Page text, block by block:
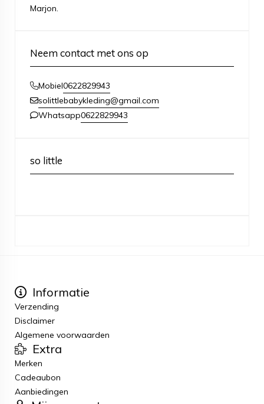
Marjon.
Neem contact met ons op
Mobiel0622829943
solittlebabykleding@gmail.com
Whatsapp0622829943
so little
Informatie
Verzending
Disclaimer
Algemene voorwaarden
Extra
Merken
Cadeaubon
Aanbiedingen